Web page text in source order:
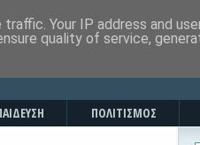
ΠΟΛΙΤΙΣΜΟΣ
Your IP address and
quality of service,